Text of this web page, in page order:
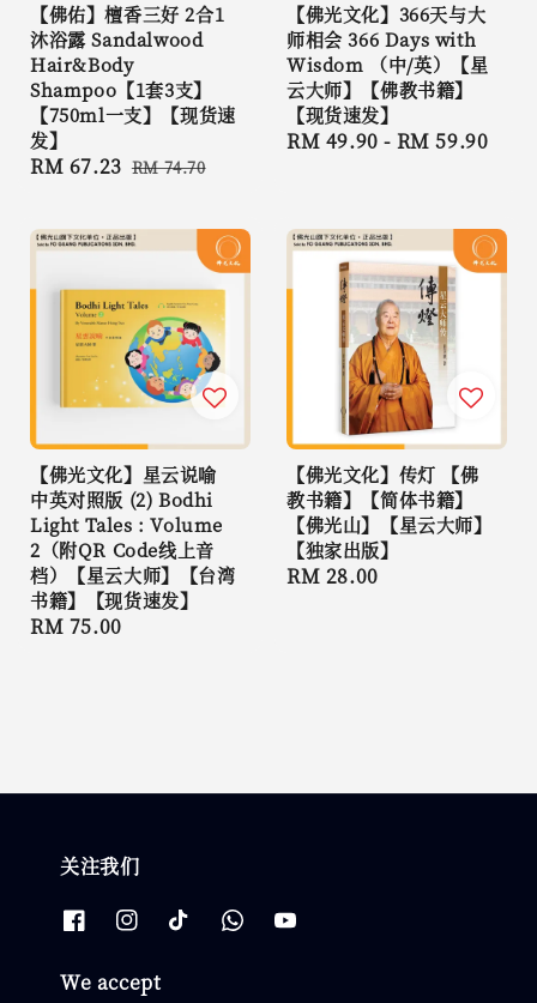
【佛佑】檀香三好 2合1
沐浴露 Sandalwood
Hair&Body
Shampoo【1套3支】
【750ml一支】【现货速
发】
Sale
RM 67.23 Regular
RM 74.70
【佛光文化】366天与大
师相会 366 Days with
Wisdom （中/英）【星
云大师】【佛教书籍】
【现货速发】
Regular
RM 49.90 - RM 59.90
【佛光文化】星云说喻
中英对照版 (2) Bodhi
Light Tales : Volume
2（附QR Code线上音
档）【星云大师】【台湾
书籍】【现货速发】
Regular
RM 75.00
【佛光文化】传灯 【佛
教书籍】【简体书籍】
【佛光山】【星云大师】
【独家出版】
Regular
RM 28.00
关注我们
We accept